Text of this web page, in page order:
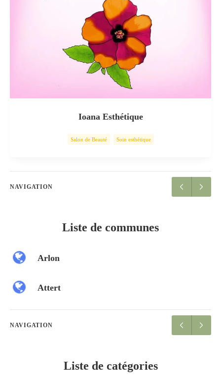
Ioana Esthétique
Salon de Beauté Soin esthétique
NAVIGATION
Liste de communes
Arlon
Attert
NAVIGATION
Liste de catégories